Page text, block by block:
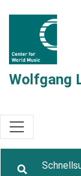
Wolfgang